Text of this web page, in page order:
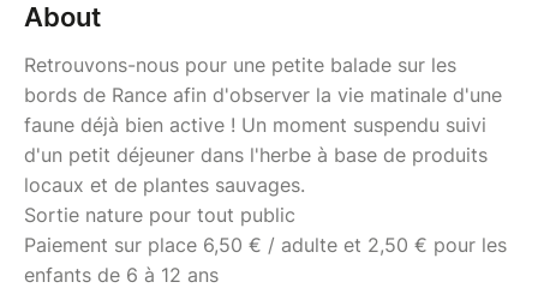
About
Retrouvons-nous pour une petite balade sur les
bords de Rance afin d'observer la vie matinale d'une
faune déjà bien active ! Un moment suspendu suivi
d'un petit déjeuner dans l'herbe à base de produits
locaux et de plantes sauvages.
Sortie nature pour tout public
Paiement sur place 6,50 € / adulte et 2,50 € pour les
enfants de 6 à 12 ans